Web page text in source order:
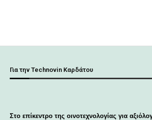
Για την Technovin Καρδάτου
Στο επίκεντρο της οινοτεχνολογίας για